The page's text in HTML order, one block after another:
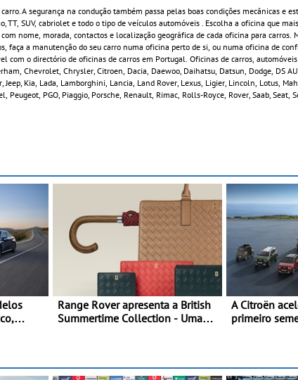
A segurança na condução também passa pelas boas condições mecânicas e
SUV, cabriolet e todo o tipo de veículos automóveis . Escolha a oficina que
nome, morada, contactos e localização geográfica de cada oficina para carros.
faça a manutenção do seu carro numa oficina perto de si, ou numa oficina de
o directório de oficinas de carros em Portugal. Oficinas de carros,
Chevrolet, Chrysler, Citroen, Dacia, Daewoo, Daihatsu, Datsun, Dodge, DS
Kia, Lada, Lamborghini, Lancia, Land Rover, Lexus, Ligier, Lincoln, Lotus,
PGO, Piaggio, Porsche, Renault, Rimac, Rolls-Royce, Rover, Saab, Seat,
Range Rover apresenta a British
Summertime Collection - Uma
verão britânica
A Citroën
primeiro